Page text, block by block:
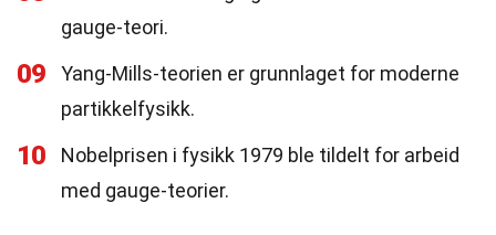
gauge-teori.
09
Yang-Mills-teorien er grunnlaget for moderne
partikkelfysikk.
10
Nobelprisen i fysikk 1979 ble tildelt for arbeid
med gauge-teorier.